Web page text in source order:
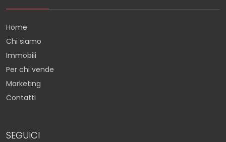
Home
Chi siamo
Immobili
Per chi vende
Marketing
Contatti
SEGUICI